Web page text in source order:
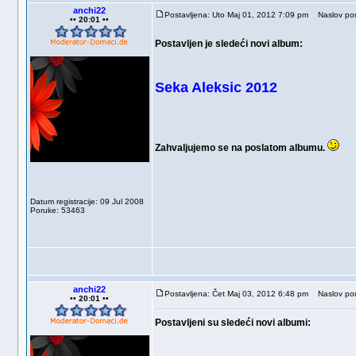
anchi22
•• 20:01 ••
Datum registracije: 09 Jul 2008
Poruke: 53463
Postavljena: Uto Maj 01, 2012 7:09 pm Naslov
Postavljen je sledeći novi album:
Seka Aleksic 2012
Zahvaljujemo se na poslatom albumu.
anchi22
•• 20:01 ••
Postavljena: Čet Maj 03, 2012 6:48 pm Naslov
Postavljeni su sledeći novi albumi: